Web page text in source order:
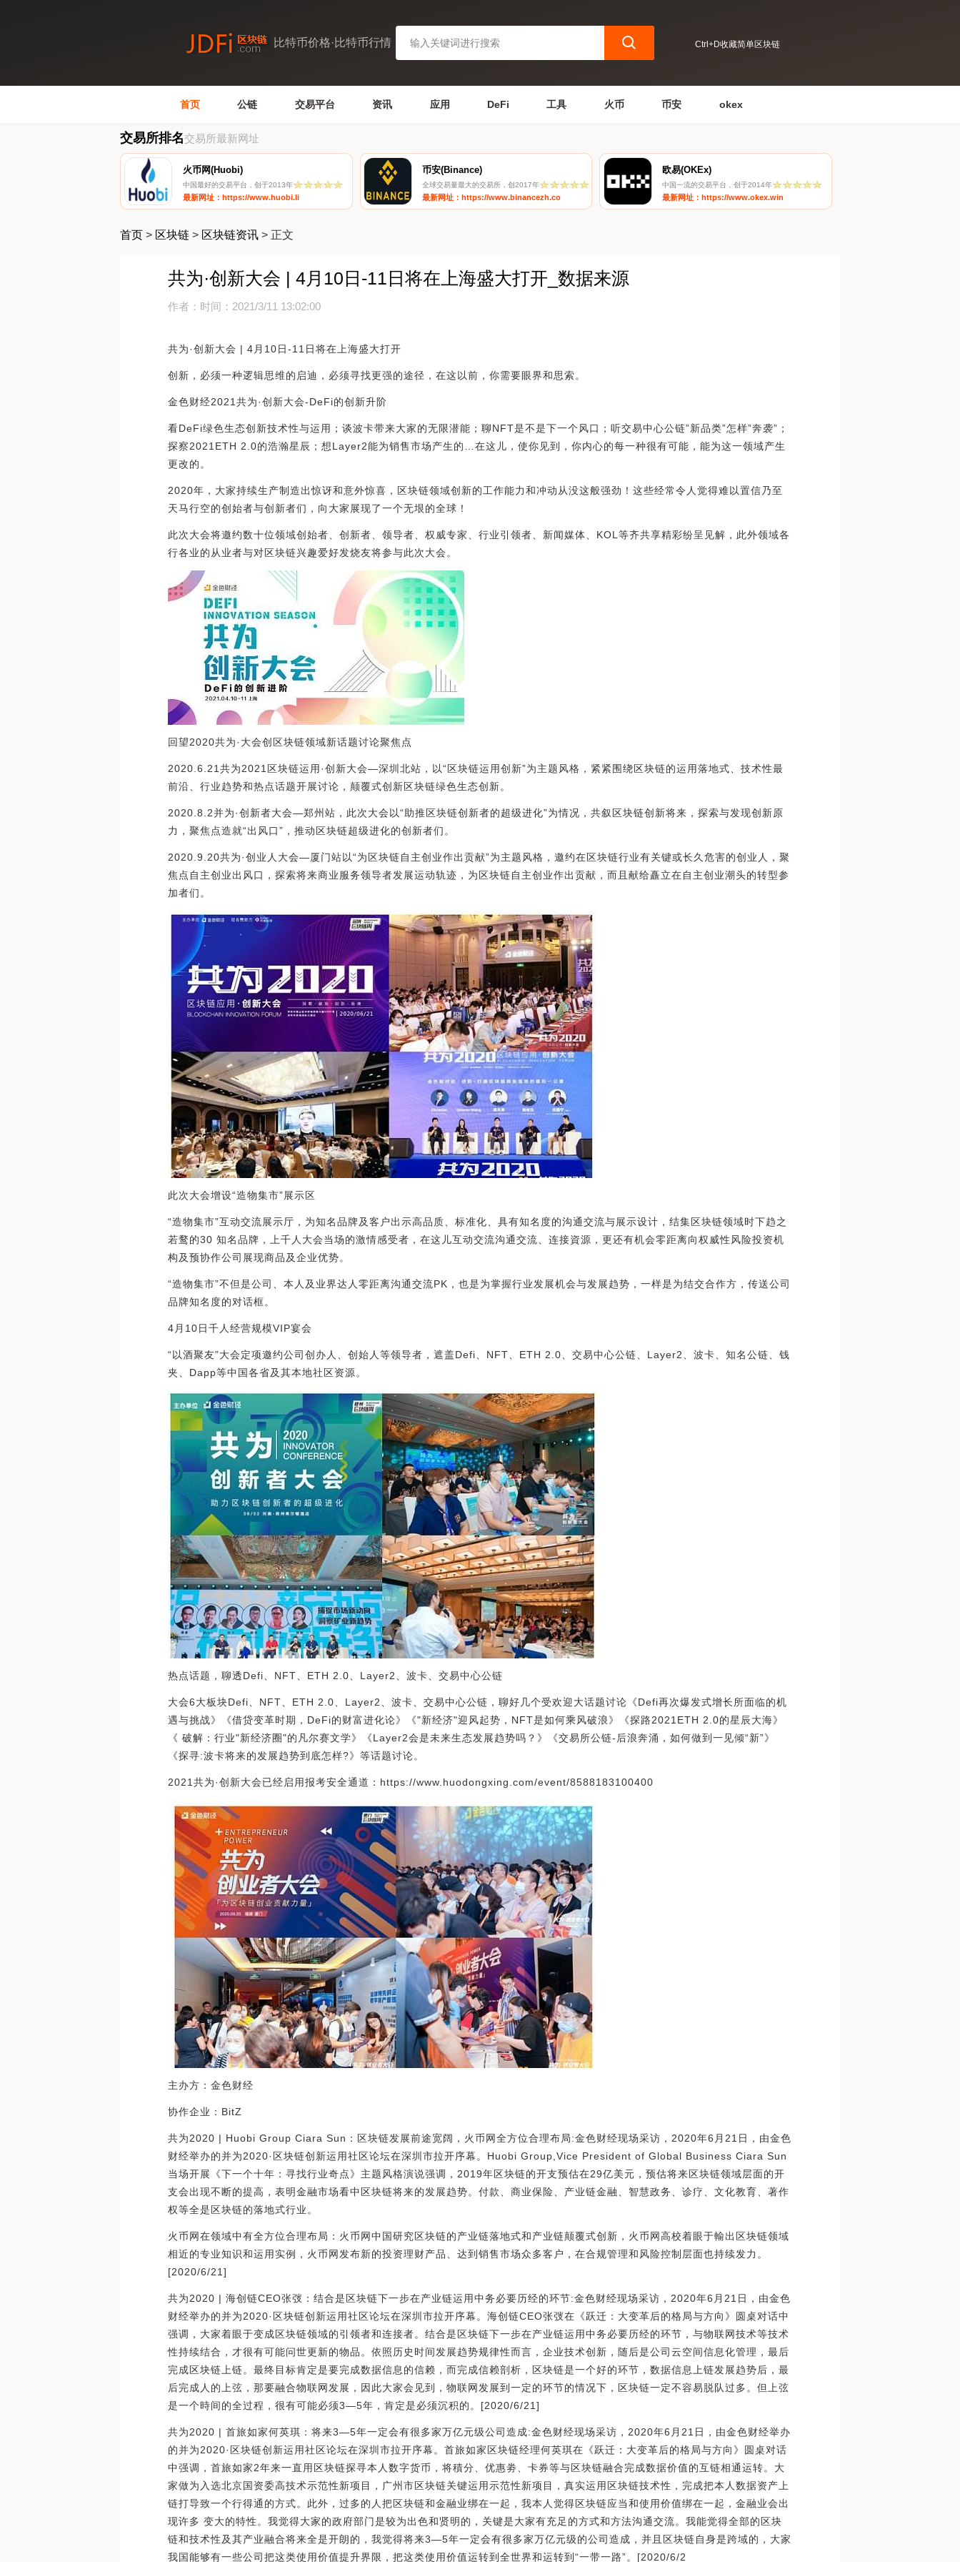
比特币价格·比特币行情 Ctrl+D收藏简单区块链
首页 公链 交易平台 资讯 应用 DeFi 工具 火币 币安 okex
交易所排名交易所最新网址
火币网(Huobi)
中国最好的交易平台，创于2013年
最新网址：https://www.huobi.li
币安(Binance)
全球交易量最大的交易所，创2017年
最新网址：https://www.binancezh.co
欧易(OKEx)
中国一流的交易平台，创于2014年
最新网址：https://www.okex.win
首页 > 区块链 > 区块链资讯 > 正文
共为·创新大会 | 4月10日-11日将在上海盛大打开_数据来源
作者： 时间：2021/3/11 13:02:00
共为·创新大会 | 4月10日-11日将在上海盛大打开
创新，必须一种逻辑思维的启迪，必须寻找更强的途径，在这以前，你需要眼界和思索。
金色财经2021共为·创新大会-DeFi的创新升阶
看DeFi绿色生态创新技术性与运用；谈波卡带来大家的无限潜能；聊NFT是不是下一个风口；听交易中心公链”新品类”怎样”奔袭”；
探察2021ETH 2.0的浩瀚星辰；想Layer2能为销售市场产生的…在这儿，使你见到，你内心的每一种很有可能，能为这一领域产生
更改的。
2020年，大家持续生产制造出惊讶和意外惊喜，区块链领域创新的工作能力和冲动从没这般强劲！这些经常令人觉得难以置信乃至
天马行空的创始者与创新者们，向大家展现了一个无垠的全球！
此次大会将邀约数十位领域创始者、创新者、领导者、权威专家、行业引领者、新闻媒体、KOL等齐共享精彩纷呈见解，此外领域各
行各业的从业者与对区块链兴趣爱好发烧友将参与此次大会。
回望2020共为·大会创区块链领域新话题讨论聚焦点
2020.6.21共为2021区块链运用·创新大会—深圳北站，以“区块链运用创新”为主题风格，紧紧围绕区块链的运用落地式、技术性最
前沿、行业趋势和热点话题开展讨论，颠覆式创新区块链绿色生态创新。
2020.8.2并为·创新者大会—郑州站，此次大会以“助推区块链创新者的超级进化”为情况，共叙区块链创新将来，探索与发现创新原
力，聚焦点造就“出风口”，推动区块链超级进化的创新者们。
2020.9.20共为·创业人大会—厦门站以“为区块链自主创业作出贡献”为主题风格，邀约在区块链行业有关键或长久危害的创业人，聚
焦点自主创业出风口，探索将来商业服务领导者发展运动轨迹，为区块链自主创业作出贡献，而且献给矗立在自主创业潮头的转型参
加者们。
此次大会增设“造物集市”展示区
“造物集市”互动交流展示厅，为知名品牌及客户出示高品质、标准化、具有知名度的沟通交流与展示设计，结集区块链领域时下趋之
若鹜的30 知名品牌，上千人大会当场的激情感受者，在这儿互动交流沟通交流、连接資源，更还有机会零距离向权威性风险投资机
构及预协作公司展现商品及企业优势。
“造物集市”不但是公司、本人及业界达人零距离沟通交流PK，也是为掌握行业发展机会与发展趋势，一样是为结交合作方，传送公司
品牌知名度的对话框。
4月10日千人经营规模VIP宴会
“以酒聚友”大会定项邀约公司创办人、创始人等领导者，遮盖Defi、NFT、ETH 2.0、交易中心公链、Layer2、波卡、知名公链、钱
夹、Dapp等中国各省及其本地社区资源。
热点话题，聊透Defi、NFT、ETH 2.0、Layer2、波卡、交易中心公链
大会6大板块Defi、NFT、ETH 2.0、Layer2、波卡、交易中心公链，聊好几个受欢迎大话题讨论《Defi再次爆发式增长所面临的机
遇与挑战》《借贷变革时期，DeFi的财富进化论》《"新经济"迎风起势，NFT是如何乘风破浪》《探路2021ETH 2.0的星辰大海》
《 破解：行业"新经济圈"的凡尔赛文学》《Layer2会是未来生态发展趋势吗？》《交易所公链-后浪奔涌，如何做到一见倾“新”》
《探寻:波卡将来的发展趋势到底怎样?》等话题讨论。
2021共为·创新大会已经启用报考安全通道：https://www.huodongxing.com/event/8588183100400
主办方：金色财经
协作企业：BitZ
共为2020 | Huobi Group Ciara Sun：区块链发展前途宽阔，火币网全方位合理布局:金色财经现场采访，2020年6月21日，由金色
财经举办的并为2020·区块链创新运用社区论坛在深圳市拉开序幕。Huobi Group,Vice President of Global Business Ciara Sun
当场开展《下一个十年：寻找行业奇点》主题风格演说强调，2019年区块链的开支预估在29亿美元，预估将来区块链领域层面的开
支会出现不断的提高，表明金融市场看中区块链将来的发展趋势。付款、商业保险、产业链金融、智慧政务、诊疗、文化教育、著作
权等全是区块链的落地式行业。
火币网在领域中有全方位合理布局：火币网中国研究区块链的产业链落地式和产业链颠覆式创新，火币网高校着眼于輸出区块链领域
相近的专业知识和运用实例，火币网发布新的投资理财产品、达到销售市场众多客户，在合规管理和风险控制层面也持续发力。
[2020/6/21]
共为2020 | 海创链CEO张弢：结合是区块链下一步在产业链运用中务必要历经的环节:金色财经现场采访，2020年6月21日，由金色
财经举办的并为2020·区块链创新运用社区论坛在深圳市拉开序幕。海创链CEO张弢在《跃迁：大变革后的格局与方向》圆桌对话中
强调，大家着眼于变成区块链领域的引领者和连接者。结合是区块链下一步在产业链运用中务必要历经的环节，与物联网技术等技术
性持续结合，才很有可能问世更新的物品。依照历史时间发展趋势规律性而言，企业技术创新，随后是公司云空间信息化管理，最后
完成区块链上链。最终目标肯定是要完成数据信息的信赖，而完成信赖剖析，区块链是一个好的环节，数据信息上链发展趋势后，最
后完成人的上弦，那要融合物联网发展，因此大家会见到，物联网发展到一定的环节的情况下，区块链一定不容易脱队过多。但上弦
是一个時间的全过程，很有可能必须3—5年，肯定是必须沉积的。[2020/6/21]
共为2020 | 首旅如家何英琪：将来3—5年一定会有很多家万亿元级公司造成:金色财经现场采访，2020年6月21日，由金色财经举办
的并为2020·区块链创新运用社区论坛在深圳市拉开序幕。首旅如家区块链经理何英琪在《跃迁：大变革后的格局与方向》圆桌对话
中强调，首旅如家2年来一直用区块链探寻本人数字货币，将積分、优惠劵、卡券等与区块链融合完成数据价值的互链相通运转。大
家做为入选北京国资委高技术示范性新项目，广州市区块链关键运用示范性新项目，真实运用区块链技术性，完成把本人数据资产上
链打导致一个行得通的方式。此外，过多的人把区块链和金融业绑在一起，我本人觉得区块链应当和使用价值绑在一起，金融业会出
现许多 变大的特性。我觉得大家的政府部门是较为出色和贤明的，关键是大家有充足的方式和方法沟通交流。我能觉得全部的区块
链和技术性及其产业融合将来全是开朗的，我觉得将来3—5年一定会有很多家万亿元级的公司造成，并且区块链自身是跨域的，大家
我国能够有一些公司把这类使用价值提升界限，把这类使用价值运转到全世界和运转到“一带一路”。[2020/6/2